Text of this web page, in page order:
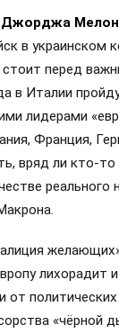
Джорджа
в украинском
стоит перед
в Италии
лидерами
Франция,
вряд ли кто-то
реального
лихорадит
от
«чёрной